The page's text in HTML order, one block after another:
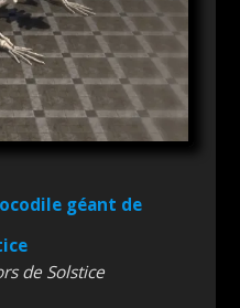
géant de
de Solstice